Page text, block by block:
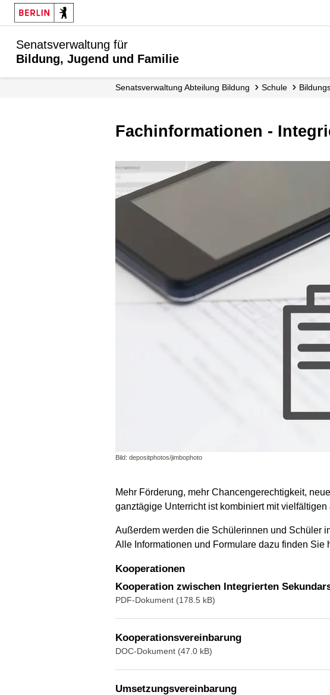
Senatsverwaltung für
Bildung, Jugend und Familie
Senats­verwaltung Abteilung Bildung Schule
Fachinformationen -
Bild: depositphotos/jimbophoto
Mehr Förderung, mehr Chancengerechtigkeit,
ganztägige Unterricht ist kombiniert mit
Außerdem werden die Schülerinnen und Schüler
Alle Informationen und Formulare dazu finden Sie
Kooperationen
Kooperation zwischen Integrierten
PDF-Dokument (178.5 kB)
Kooperationsvereinbarung
DOC-Dokument (47.0 kB)
Umsetzungsvereinbarung